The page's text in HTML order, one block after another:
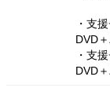
・支
DVD
・支
DVD